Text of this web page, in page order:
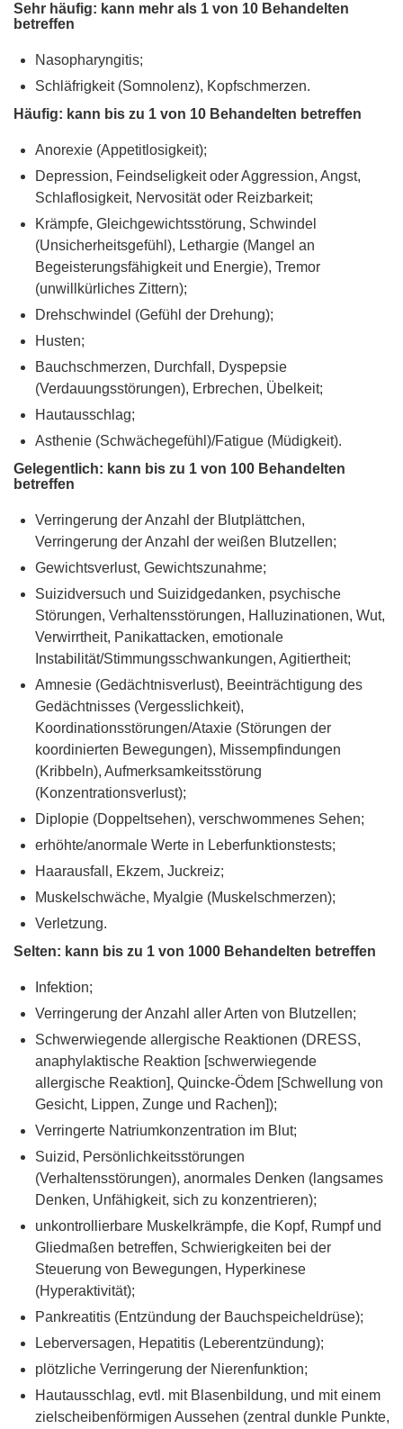
Sehr häufig: kann mehr als 1 von 10 Behandelten
betreffen
Nasopharyngitis;
Schläfrigkeit (Somnolenz), Kopfschmerzen.
Häufig: kann bis zu 1 von 10 Behandelten betreffen
Anorexie (Appetitlosigkeit);
Depression, Feindseligkeit oder Aggression, Angst,
Schlaflosigkeit, Nervosität oder Reizbarkeit;
Krämpfe, Gleichgewichtsstörung, Schwindel
(Unsicherheitsgefühl), Lethargie (Mangel an
Begeisterungsfähigkeit und Energie), Tremor
(unwillkürliches Zittern);
Drehschwindel (Gefühl der Drehung);
Husten;
Bauchschmerzen, Durchfall, Dyspepsie
(Verdauungsstörungen), Erbrechen, Übelkeit;
Hautausschlag;
Asthenie (Schwächegefühl)/Fatigue (Müdigkeit).
Gelegentlich: kann bis zu 1 von 100 Behandelten
betreffen
Verringerung der Anzahl der Blutplättchen,
Verringerung der Anzahl der weißen Blutzellen;
Gewichtsverlust, Gewichtszunahme;
Suizidversuch und Suizidgedanken, psychische
Störungen, Verhaltensstörungen, Halluzinationen, Wut,
Verwirrtheit, Panikattacken, emotionale
Instabilität/Stimmungsschwankungen, Agitiertheit;
Amnesie (Gedächtnisverlust), Beeinträchtigung des
Gedächtnisses (Vergesslichkeit),
Koordinationsstörungen/Ataxie (Störungen der
koordinierten Bewegungen), Missempfindungen
(Kribbeln), Aufmerksamkeitsstörung
(Konzentrationsverlust);
Diplopie (Doppeltsehen), verschwommenes Sehen;
erhöhte/anormale Werte in Leberfunktionstests;
Haarausfall, Ekzem, Juckreiz;
Muskelschwäche, Myalgie (Muskelschmerzen);
Verletzung.
Selten: kann bis zu 1 von 1000 Behandelten betreffen
Infektion;
Verringerung der Anzahl aller Arten von Blutzellen;
Schwerwiegende allergische Reaktionen (DRESS,
anaphylaktische Reaktion [schwerwiegende
allergische Reaktion], Quincke-Ödem [Schwellung von
Gesicht, Lippen, Zunge und Rachen]);
Verringerte Natriumkonzentration im Blut;
Suizid, Persönlichkeitsstörungen
(Verhaltensstörungen), anormales Denken (langsames
Denken, Unfähigkeit, sich zu konzentrieren);
unkontrollierbare Muskelkrämpfe, die Kopf, Rumpf und
Gliedmaßen betreffen, Schwierigkeiten bei der
Steuerung von Bewegungen, Hyperkinese
(Hyperaktivität);
Pankreatitis (Entzündung der Bauchspeicheldrüse);
Leberversagen, Hepatitis (Leberentzündung);
plötzliche Verringerung der Nierenfunktion;
Hautausschlag, evtl. mit Blasenbildung, und mit einem
zielscheibenförmigen Aussehen (zentral dunkle Punkte,